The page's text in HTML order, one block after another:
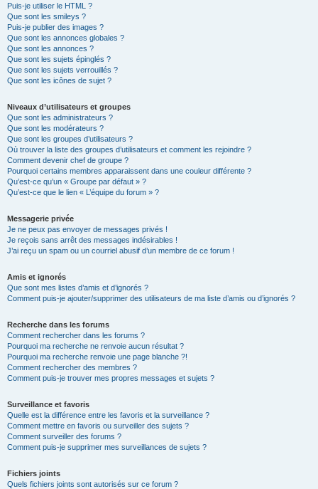
Puis-je utiliser le HTML ?
Que sont les smileys ?
Puis-je publier des images ?
Que sont les annonces globales ?
Que sont les annonces ?
Que sont les sujets épinglés ?
Que sont les sujets verrouillés ?
Que sont les icônes de sujet ?
Niveaux d’utilisateurs et groupes
Que sont les administrateurs ?
Que sont les modérateurs ?
Que sont les groupes d’utilisateurs ?
Où trouver la liste des groupes d’utilisateurs et comment les rejoindre ?
Comment devenir chef de groupe ?
Pourquoi certains membres apparaissent dans une couleur différente ?
Qu’est-ce qu’un « Groupe par défaut » ?
Qu’est-ce que le lien « L’équipe du forum » ?
Messagerie privée
Je ne peux pas envoyer de messages privés !
Je reçois sans arrêt des messages indésirables !
J’ai reçu un spam ou un courriel abusif d’un membre de ce forum !
Amis et ignorés
Que sont mes listes d’amis et d’ignorés ?
Comment puis-je ajouter/supprimer des utilisateurs de ma liste d’amis ou d’ignorés ?
Recherche dans les forums
Comment rechercher dans les forums ?
Pourquoi ma recherche ne renvoie aucun résultat ?
Pourquoi ma recherche renvoie une page blanche ?!
Comment rechercher des membres ?
Comment puis-je trouver mes propres messages et sujets ?
Surveillance et favoris
Quelle est la différence entre les favoris et la surveillance ?
Comment mettre en favoris ou surveiller des sujets ?
Comment surveiller des forums ?
Comment puis-je supprimer mes surveillances de sujets ?
Fichiers joints
Quels fichiers joints sont autorisés sur ce forum ?